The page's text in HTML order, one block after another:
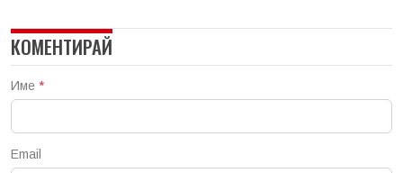
КОМЕНТИРАЙ
Име *
Email